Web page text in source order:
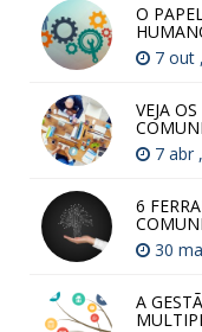
O
7 out
VEJA
7 abr
6
30
A